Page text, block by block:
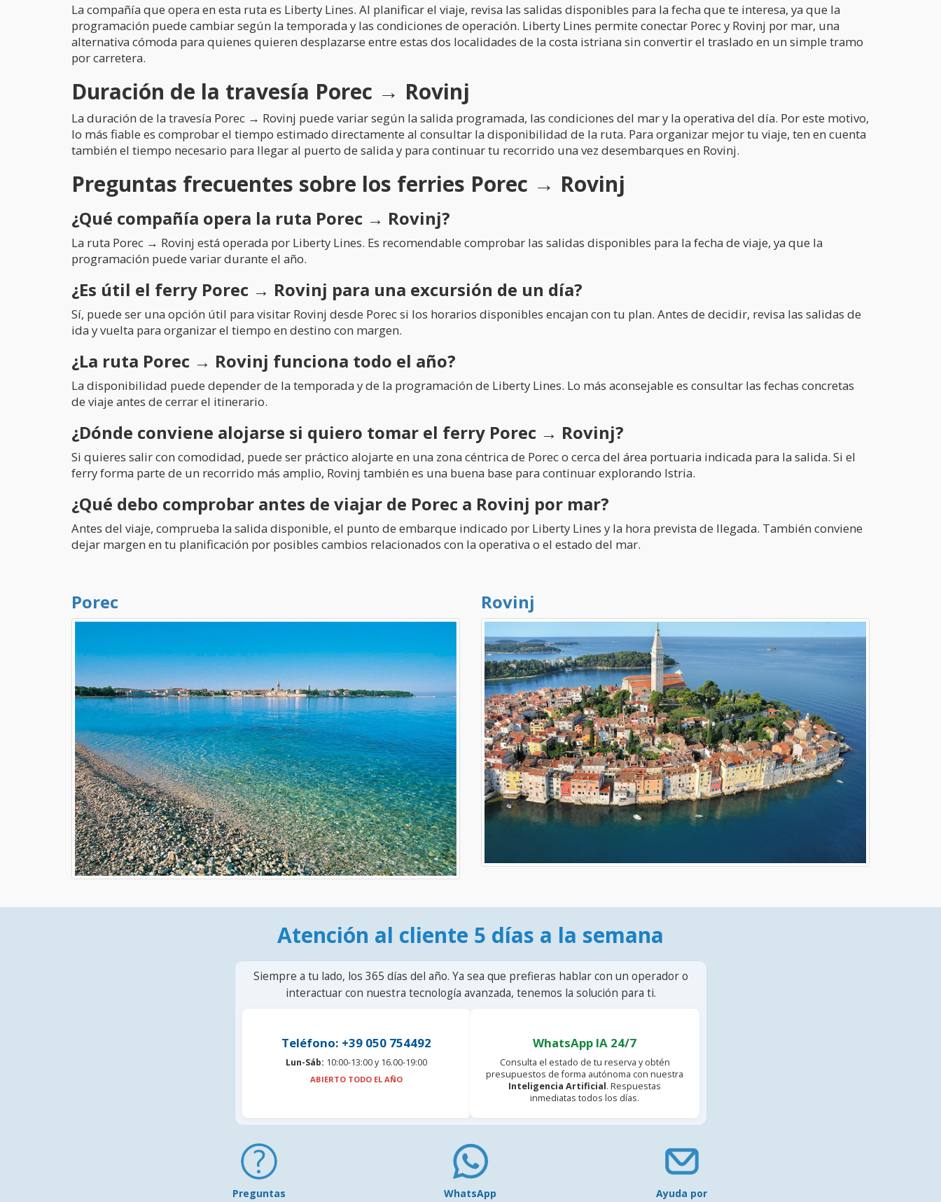
La compañía que opera en esta ruta es Liberty Lines. Al planificar el viaje, revisa las salidas disponibles para la fecha que te interesa, ya que la
programación puede cambiar según la temporada y las condiciones de operación. Liberty Lines permite conectar Porec y Rovinj por mar, una
alternativa cómoda para quienes quieren desplazarse entre estas dos localidades de la costa istriana sin convertir el traslado en un simple tramo
por carretera.
Duración de la travesía Porec → Rovinj
La duración de la travesía Porec → Rovinj puede variar según la salida programada, las condiciones del mar y la operativa del día. Por este motivo,
lo más fiable es comprobar el tiempo estimado directamente al consultar la disponibilidad de la ruta. Para organizar mejor tu viaje, ten en cuenta
también el tiempo necesario para llegar al puerto de salida y para continuar tu recorrido una vez desembarques en Rovinj.
Preguntas frecuentes sobre los ferries Porec → Rovinj
¿Qué compañía opera la ruta Porec → Rovinj?
La ruta Porec → Rovinj está operada por Liberty Lines. Es recomendable comprobar las salidas disponibles para la fecha de viaje, ya que la
programación puede variar durante el año.
¿Es útil el ferry Porec → Rovinj para una excursión de un día?
Sí, puede ser una opción útil para visitar Rovinj desde Porec si los horarios disponibles encajan con tu plan. Antes de decidir, revisa las salidas de
ida y vuelta para organizar el tiempo en destino con margen.
¿La ruta Porec → Rovinj funciona todo el año?
La disponibilidad puede depender de la temporada y de la programación de Liberty Lines. Lo más aconsejable es consultar las fechas concretas
de viaje antes de cerrar el itinerario.
¿Dónde conviene alojarse si quiero tomar el ferry Porec → Rovinj?
Si quieres salir con comodidad, puede ser práctico alojarte en una zona céntrica de Porec o cerca del área portuaria indicada para la salida. Si el
ferry forma parte de un recorrido más amplio, Rovinj también es una buena base para continuar explorando Istria.
¿Qué debo comprobar antes de viajar de Porec a Rovinj por mar?
Antes del viaje, comprueba la salida disponible, el punto de embarque indicado por Liberty Lines y la hora prevista de llegada. También conviene
dejar margen en tu planificación por posibles cambios relacionados con la operativa o el estado del mar.
Porec Rovinj
Atención al cliente 5 días a la semana
Siempre a tu lado, los 365 días del año. Ya sea que prefieras hablar con un operador o
interactuar con nuestra tecnología avanzada, tenemos la solución para ti.
Teléfono: +39 050 754492
Lun-Sáb: 10:00-13:00 y 16.00-19:00
ABIERTO TODO EL AÑO
WhatsApp IA 24/7
Consulta el estado de tu reserva y obtén
presupuestos de forma autónoma con nuestra
Inteligencia Artificial. Respuestas
inmediatas todos los días.
Preguntas
WhatsApp
Ayuda por